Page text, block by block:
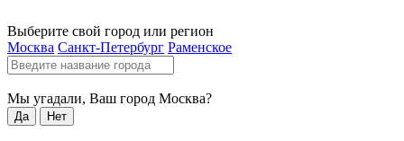
Выберите свой город или регион
Москва Санкт-Петербург Раменское
Мы угадали, Ваш город Москва?
Да Нет